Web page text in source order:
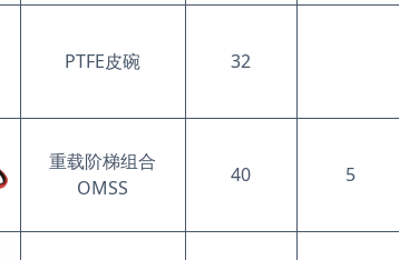
PTFE皮碗 32
重载阶梯组合
OMSS
40 5